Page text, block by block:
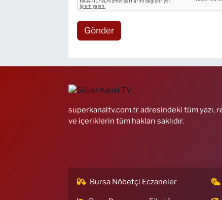
Gönder
superkanaltv.com.tr adresindeki tüm yazı,
ve içeriklerin tüm hakları saklıdır.
Bursa Nöbetçi Eczaneler